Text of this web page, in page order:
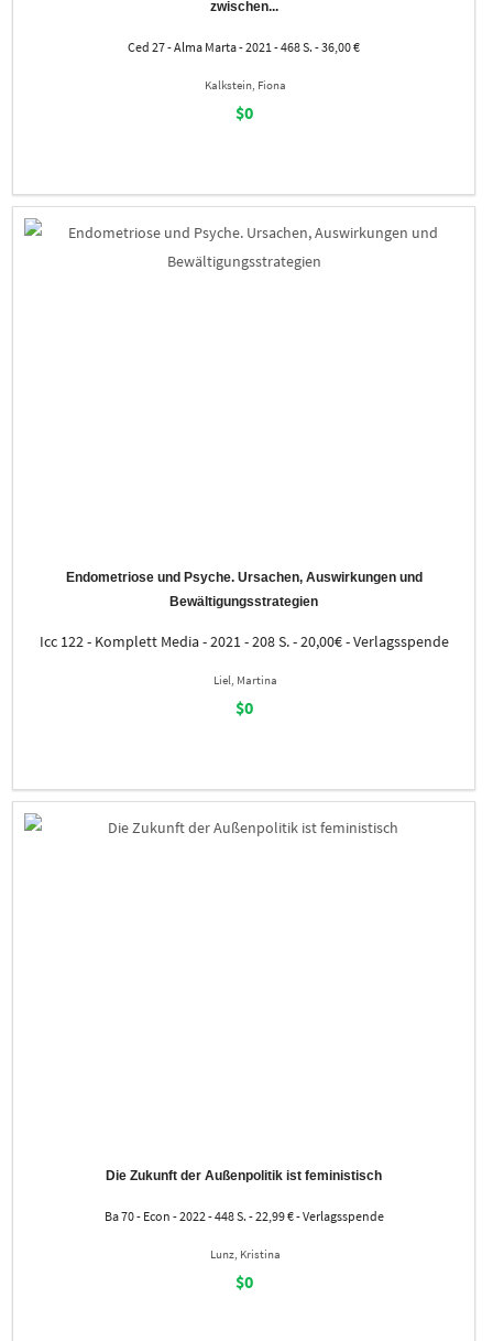
zwischen...
Ced 27 - Alma Marta - 2021 - 468 S. - 36,00 €
Kalkstein, Fiona
$0
Endometriose und Psyche. Ursachen, Auswirkungen und
Bewältigungsstrategien
Icc 122 - Komplett Media - 2021 - 208 S. - 20,00€ - Verlagsspende
Liel, Martina
$0
Die Zukunft der Außenpolitik ist feministisch
Ba 70 - Econ - 2022 - 448 S. - 22,99 € - Verlagsspende
Lunz, Kristina
$0